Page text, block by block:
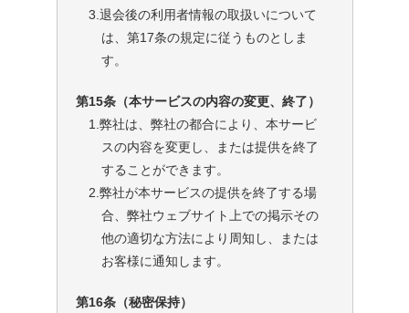
3.退会後の利用者情報の取扱いについて
は、第17条の規定に従うものとしま
す。
第15条（本サービスの内容の変更、終了）
1.弊社は、弊社の都合により、本サービ
スの内容を変更し、または提供を終了
することができます。
2.弊社が本サービスの提供を終了する場
合、弊社ウェブサイト上での掲示その
他の適切な方法により周知し、または
お客様に通知します。
第16条（秘密保持）